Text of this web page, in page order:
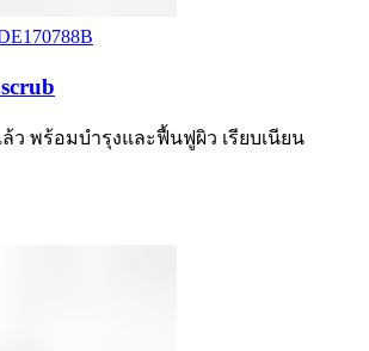
ว พร้อมบำรุงและฟื้นฟูผิว เรียบเนียน